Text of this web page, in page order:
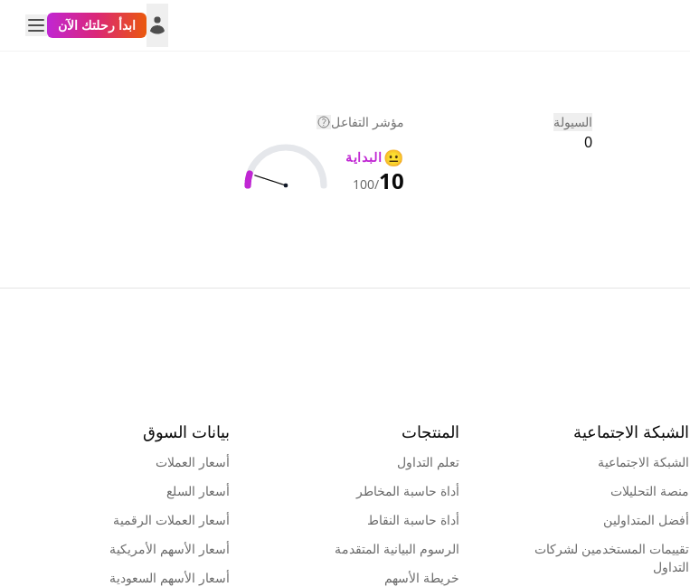
ابدأ رحلتك الآن
السيولة
0
مؤشر التفاعل
😐البداية
10
/100
الشبكة الاجتماعية
الشبكة الاجتماعية
منصة التحليلات
أفضل المتداولين
تقييمات المستخدمين لشركات
التداول
المنتجات
تعلم التداول
أداة حاسبة المخاطر
أداة حاسبة النقاط
الرسوم البيانية المتقدمة
خريطة الأسهم
بيانات السوق
أسعار العملات
أسعار السلع
أسعار العملات الرقمية
أسعار الأسهم الأمريكية
أسعار الأسهم السعودية